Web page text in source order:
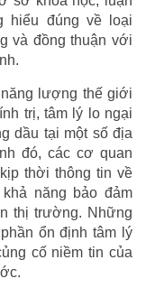
hiểu đúng về loại
và đồng thuận với
lượng thế giới
trị, tâm lý lo ngại
dầu tại một số địa
đó, các cơ quan
thời thông tin về
năng bảo đảm
thị trường. Những
ổn định tâm lý
cố niềm tin của